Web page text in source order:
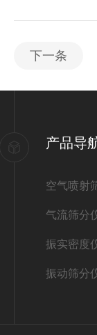
下一条
产品导
空气喷射
气流筛分
振实密度
振动筛分